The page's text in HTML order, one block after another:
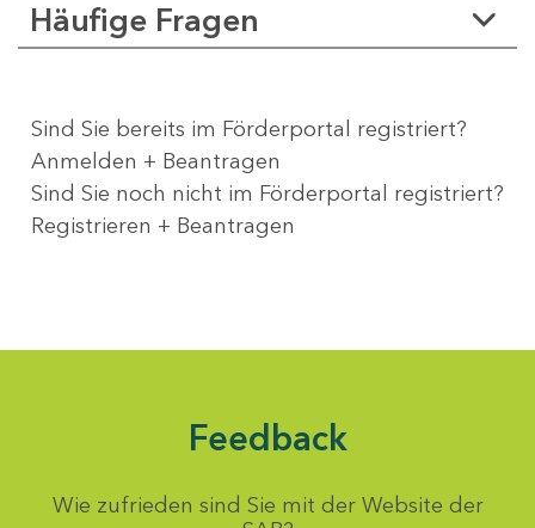
Häufige Fragen
Sind Sie bereits im Förderportal registriert?
Anmelden + Beantragen
Sind Sie noch nicht im Förderportal registriert?
Registrieren + Beantragen
Feedback
Wie zufrieden sind Sie mit der Website der